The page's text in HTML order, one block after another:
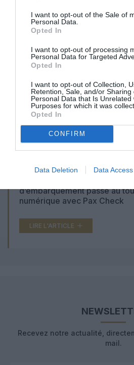
I want to opt-out of the Sale of
Personal Data.
Opted In
I want to opt-out of processing
Personal Data for Targeted
Opted In
I want to opt-out of Collection,
Retention, Sale, and/or Sharing
Personal Data that Is Unrelated
Purposes for which it was
Opted In
CONFIRM
Data Deletion Data Access
ARTICLES LES PLUS
CONSULTÉS DU MOIS
d’embarquement passe au
numérique avec Pax Check
LIRE L'ARTICLE
Recevez notre actualité,
mail.